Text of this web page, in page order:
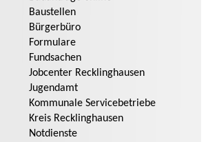
Baustellen
Bürgerbüro
Formulare
Fundsachen
Jobcenter Recklinghausen
Jugendamt
Kommunale Servicebetriebe
Kreis Recklinghausen
Notdienste